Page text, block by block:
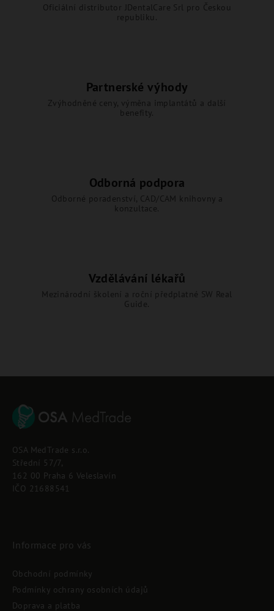
Oficiální distributor JDentalCare Srl pro Českou
republiku.
Partnerské výhody
Zvýhodněné ceny, výměna implantátů a další
benefity.
Odborná podpora
Odborné poradenství, CAD/CAM knihovny a
konzultace.
Vzdělávání lékařů
Mezinárodní školení a roční předplatné SW Real
Guide.
OSA MedTrade s.r.o.
Střední 57/7,
162 00 Praha 6 Veleslavín
IČO 21688541
Informace pro vás
Obchodní podmínky
Podmínky ochrany osobních údajů
Doprava a platba